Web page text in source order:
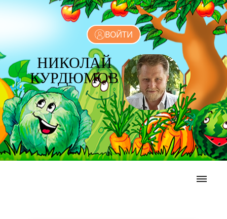
ВОЙТИ
НИКОЛАЙ
КУРДЮМОВ